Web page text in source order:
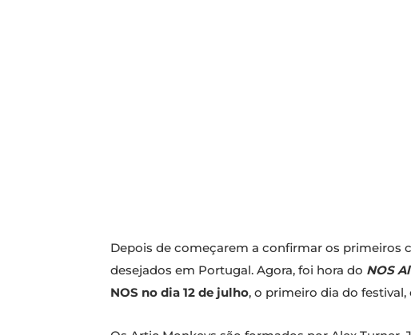
Depois de começarem a confirmar os primeiros
desejados em Portugal. Agora, foi hora do NOS
NOS no dia 12 de julho, o primeiro dia do